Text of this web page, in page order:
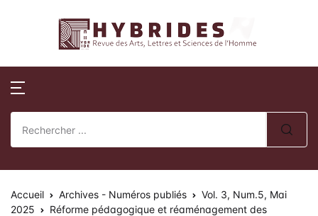
Revue Hybrides
Accueil
Publications
Numéros
Actes de
Revue Hybrides
Revue
Sur la révue
Comité
Compte
Accueil Archives - Numéros publiés
Vol. 3, Num.5, Mai
2025
Réforme pédagogique et réaménagement des